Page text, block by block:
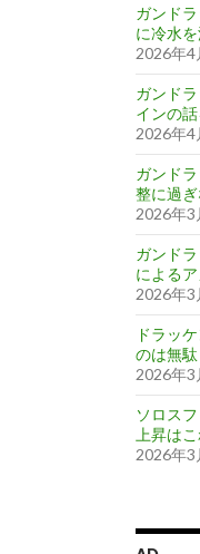
ガンド
に冷水
2026年4
ガンド
インの
2026年4
ガンド
整に過
2026年3
ガンド
による
2026年3
ドラッ
のは無駄
2026年3
ソロス
上昇は
2026年3